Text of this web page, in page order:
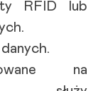
RFID lub
na